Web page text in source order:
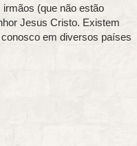
(que não estão
Jesus Cristo. Existem
em diversos países